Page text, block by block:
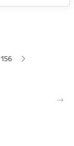
156